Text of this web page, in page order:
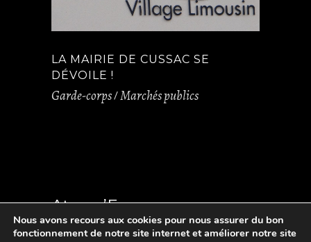
LA MAIRIE DE CUSSAC SE
DÉVOILE !
Garde-corps Marchés publics
Atmos’Fer
Nous avons recours aux cookies pour nous assurer du bon
fonctionnement de notre site internet et améliorer notre site